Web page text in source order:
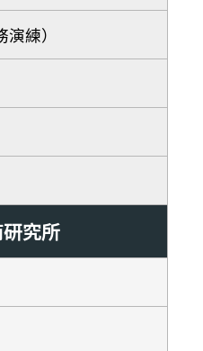
練）
究所